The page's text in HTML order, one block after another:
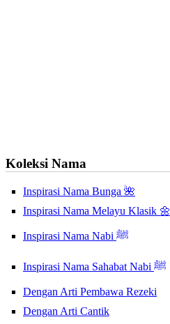
Koleksi Nama
Inspirasi Nama Bunga 🌺
Inspirasi Nama Melayu Klasik 🌼
Inspirasi Nama Nabi ﷺ
Inspirasi Nama Sahabat Nabi ﷺ
Dengan Arti Pembawa Rezeki
Dengan Arti Cantik